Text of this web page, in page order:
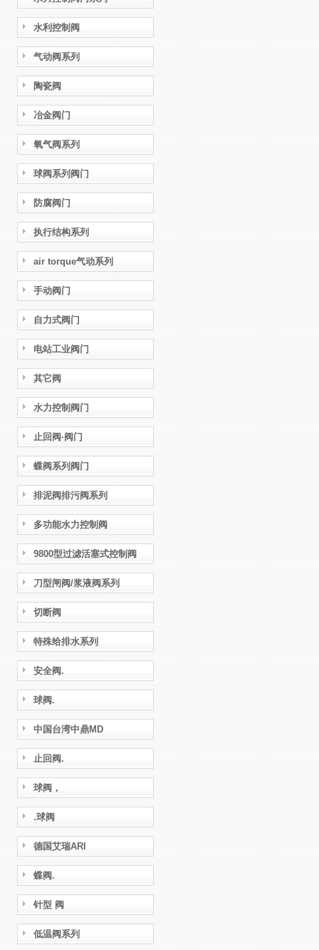
水利控制阀
气动阀系列
陶瓷阀
冶金阀门
氧气阀系列
球阀系列阀门
防腐阀门
执行结构系列
air torque气动系列
手动阀门
自力式阀门
电站工业阀门
其它阀
水力控制阀门
止回阀·阀门
蝶阀系列阀门
排泥阀排污阀系列
多功能水力控制阀
9800型过滤活塞式控制阀
刀型闸阀/浆液阀系列
切断阀
特殊给排水系列
安全阀.
球阀.
中国台湾中鼎MD
止回阀.
球阀，
.球阀
德国艾瑞ARI
蝶阀.
针型 阀
低温阀系列